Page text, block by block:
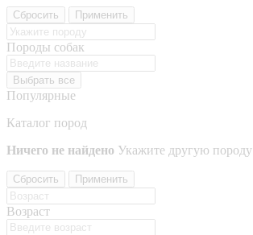
Сбросить Применить
Породы собак
Выбрать все
Популярные
Каталог пород
Ничего не найдено Укажите другую породу
Сбросить Применить
Возраст